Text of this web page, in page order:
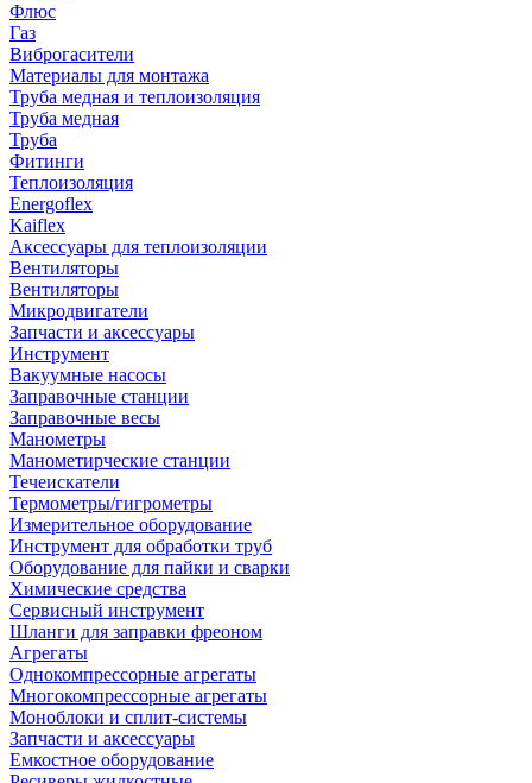
Флюс
Газ
Виброгасители
Материалы для монтажа
Труба медная и теплоизоляция
Труба медная
Труба
Фитинги
Теплоизоляция
Energoflex
Kaiflex
Аксессуары для теплоизоляции
Вентиляторы
Вентиляторы
Микродвигатели
Запчасти и аксессуары
Инструмент
Вакуумные насосы
Заправочные станции
Заправочные весы
Манометры
Манометирческие станции
Течеискатели
Термометры/гигрометры
Измерительное оборудование
Инструмент для обработки труб
Оборудование для пайки и сварки
Химические средства
Сервисный инструмент
Шланги для заправки фреоном
Агрегаты
Однокомпрессорные агрегаты
Многокомпрессорные агрегаты
Моноблоки и сплит-системы
Запчасти и аксессуары
Емкостное оборудование